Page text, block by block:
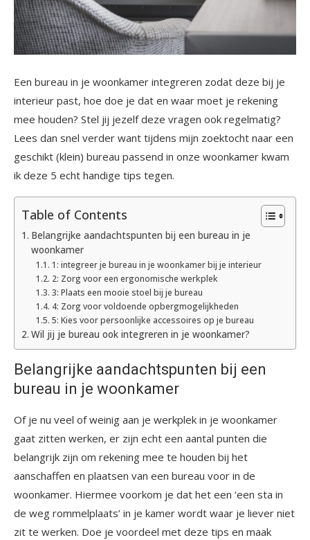
Een bureau in je woonkamer integreren zodat deze bij je
interieur past, hoe doe je dat en waar moet je rekening
mee houden? Stel jij jezelf deze vragen ook regelmatig?
Lees dan snel verder want tijdens mijn zoektocht naar een
geschikt (klein) bureau passend in onze woonkamer kwam
ik deze 5 echt handige tips tegen.
Table of Contents
Belangrijke aandachtspunten bij een bureau in je
woonkamer
1: integreer je bureau in je woonkamer bij je interieur
2: Zorg voor een ergonomische werkplek
3: Plaats een mooie stoel bij je bureau
4: Zorg voor voldoende opbergmogelijkheden
5: Kies voor persoonlijke accessoires op je bureau
Wil jij je bureau ook integreren in je woonkamer?
Belangrijke aandachtspunten bij een
bureau in je woonkamer
Of je nu veel of weinig aan je werkplek in je woonkamer
gaat zitten werken, er zijn echt een aantal punten die
belangrijk zijn om rekening mee te houden bij het
aanschaffen en plaatsen van een bureau voor in de
woonkamer. Hiermee voorkom je dat het een ‘een sta in
de weg rommelplaats’ in je kamer wordt waar je liever niet
zit te werken. Doe je voordeel met deze tips en maak